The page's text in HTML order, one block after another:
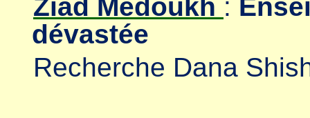
Ziad Medoukh :
dévastée
Recherche Dana